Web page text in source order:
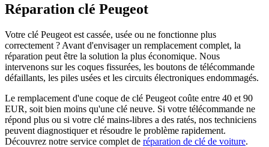
Réparation clé Peugeot
Votre clé Peugeot est cassée, usée ou ne fonctionne plus
correctement ? Avant d'envisager un remplacement complet, la
réparation peut être la solution la plus économique. Nous
intervenons sur les coques fissurées, les boutons de télécommande
défaillants, les piles usées et les circuits électroniques endommagés.
Le remplacement d'une coque de clé Peugeot coûte entre 40 et 90
EUR, soit bien moins qu'une clé neuve. Si votre télécommande ne
répond plus ou si votre clé mains-libres a des ratés, nos techniciens
peuvent diagnostiquer et résoudre le problème rapidement.
Découvrez notre service complet de réparation de clé de voiture.